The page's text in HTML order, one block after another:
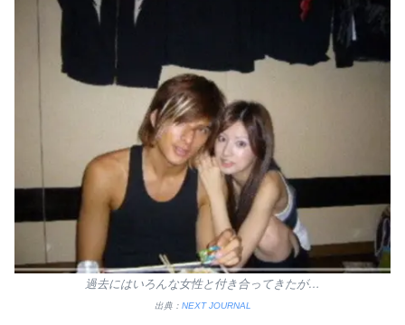
過去にはいろんな女性と付き合ってきたが…
出典： NEXT JOURNAL